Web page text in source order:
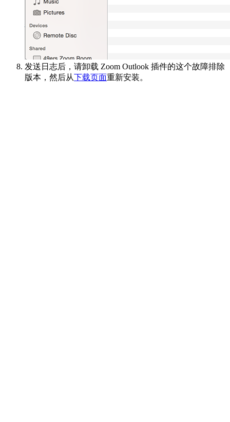
发送日志后，请卸载 Zoom Outlook 插件的这个故障排除
版本，然后从下载页面重新安装。